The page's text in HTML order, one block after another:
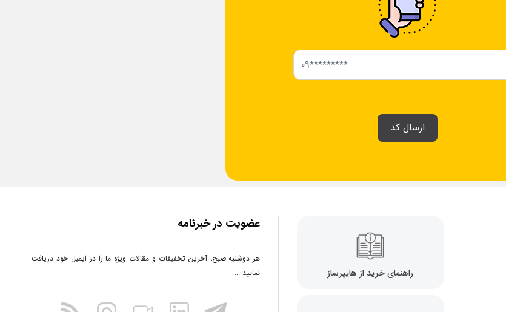
ارسال کد
راهنمای خرید از هایپرساز
عضویت در خبرنامه
هر دوشنبه صبح، آخرین تخفیفات و مقالات ویژه ما را در ایمیل خود دریافت
نمایید ...